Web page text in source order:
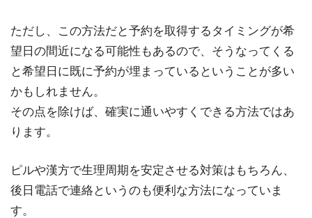
ただし、この方法だと予約を取得するタイミングが希
望日の間近になる可能性もあるので、そうなってくる
と希望日に既に予約が埋まっているということが多い
かもしれません。
その点を除けば、確実に通いやすくできる方法ではあ
ります。
ピルや漢方で生理周期を安定させる対策はもちろん、
後日電話で連絡というのも便利な方法になっていま
す。